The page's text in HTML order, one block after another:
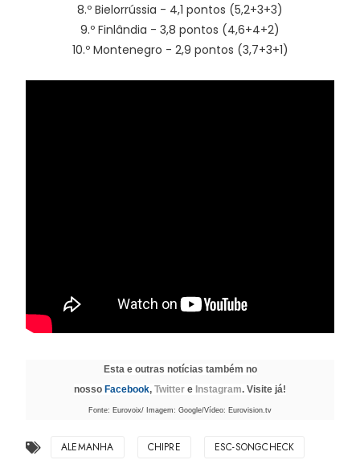
8.º Bielorrússia - 4,1 pontos (5,2+3+3)
9.º Finlândia - 3,8 pontos (4,6+4+2)
10.º Montenegro - 2,9 pontos (3,7+3+1)
Esta e outras notícias também no
nosso Facebook, Twitter e Instagram. Visite já!
Fonte: Eurovoix/ Imagem: Google/Vídeo: Eurovision.tv
ALEMANHA CHIPRE ESC-SONGCHECK